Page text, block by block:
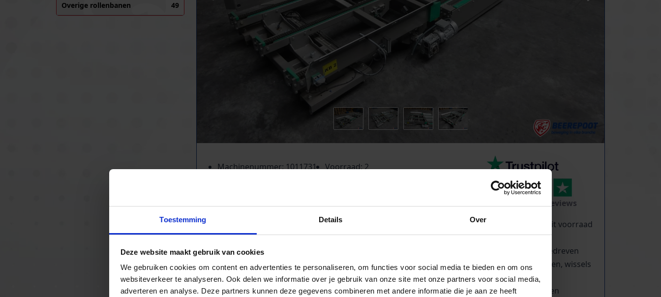
Toestemming Details Over
Deze website maakt gebruik van cookies
We gebruiken cookies om content en advertenties te personaliseren, om functies voor social media te bieden en om ons
websiteverkeer te analyseren. Ook delen we informatie over je gebruik van onze site met onze partners voor social media,
adverteren en analyse. Deze partners kunnen deze gegevens combineren met andere informatie die je aan ze heeft
Overige rollenbanen 49
Machinenummer: 1011731
Voorraad: 2
mm (rollen: Ø 80 mm, h.o.h. 120 mm, framebreedte: 1125
geweest van een rollenbaan met een inkomende en
uitgaande kettingbaan.
reviews
Kilometers rollenbaan uit voorraad
leverbaar
Zwaartekracht en aangedreven
Bochten, harmonicabanen, wissels
Nieuw & gebruikt
Voor talloze toepassingen